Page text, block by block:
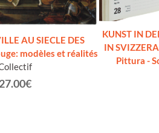
AU SIECLE DES
modèles et réalités
27.00€
KUNST IN
IN
Pittura -